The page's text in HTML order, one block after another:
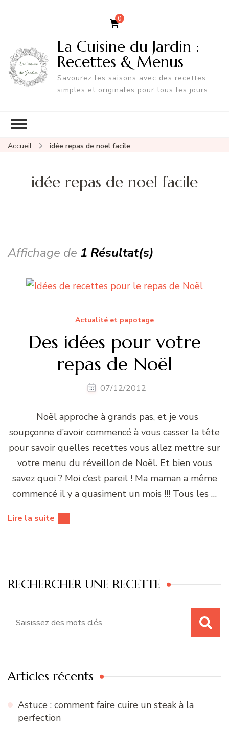
0
La Cuisine du Jardin :
Recettes & Menus
Savourez les saisons avec des recettes
simples et originales pour tous les jours
Accueil idée repas de noel facile
idée repas de noel facile
Affichage de 1 Résultat(s)
Actualité et papotage
Des idées pour votre
repas de Noël
07/12/2012
Noël approche à grands pas, et je vous
soupçonne d’avoir commencé à vous casser la tête
pour savoir quelles recettes vous allez mettre sur
votre menu du réveillon de Noël. Et bien vous
savez quoi ? Moi c’est pareil ! Ma maman a même
commencé il y a quasiment un mois !!! Tous les …
Lire la suite
RECHERCHER UNE RECETTE
Articles récents
Astuce : comment faire cuire un steak à la
perfection